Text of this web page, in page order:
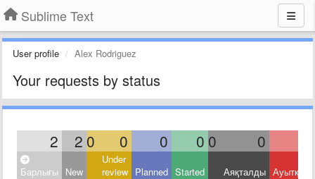
Sublime Text
User profile Alex Rodriguez
Your requests by status
2 2 0 0 0 0 0 0
Барлығы New
Under
review Planned Started Аяқталды